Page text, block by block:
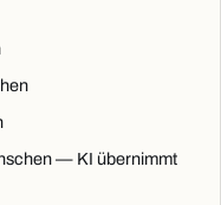
— KI übernimmt